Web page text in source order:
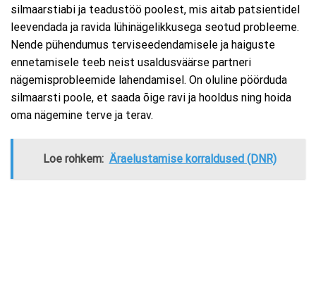
silmaarstiabi ja teadustöö poolest, mis aitab patsientidel
leevendada ja ravida lühinägelikkusega seotud probleeme.
Nende pühendumus terviseedendamisele ja haiguste
ennetamisele teeb neist usaldusväärse partneri
nägemisprobleemide lahendamisel. On oluline pöörduda
silmaarsti poole, et saada õige ravi ja hooldus ning hoida
oma nägemine terve ja terav.
Loe rohkem: Äraelustamise korraldused (DNR)